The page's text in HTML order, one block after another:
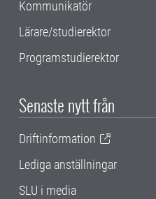
Kommunikatör
Lärare/studierektor
Programstudierektor
Senaste nytt från
Driftinformation
Lediga anställningar
SLU i media